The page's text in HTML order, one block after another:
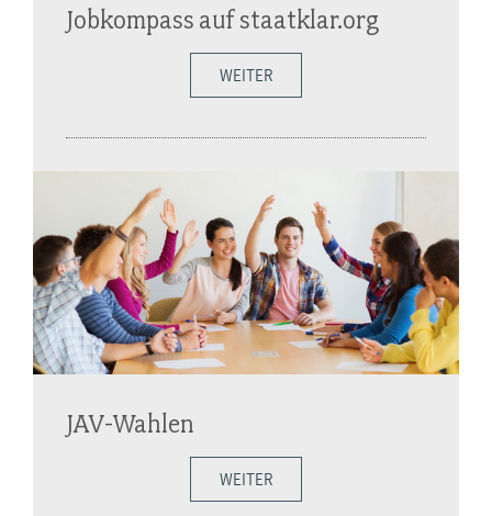
Jobkompass auf staatklar.org
WEITER
JAV-Wahlen
WEITER